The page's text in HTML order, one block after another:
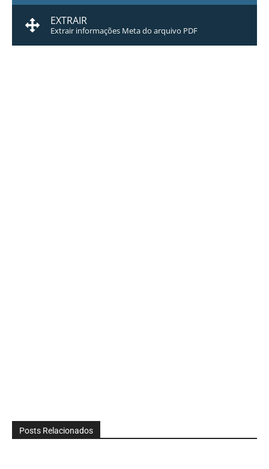
EXTRAIR
Extrair informações Meta do arquivo PDF
Posts Relacionados